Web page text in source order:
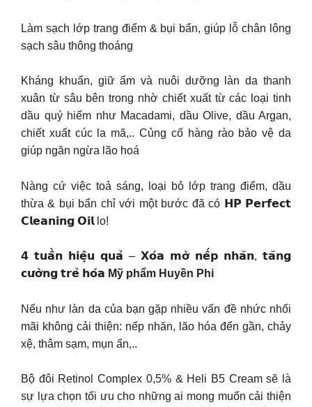
Làm sạch lớp trang điểm & bụi bẩn, giúp lỗ chân lông
sạch sâu thông thoáng
Kháng khuẩn, giữ ẩm và nuôi dưỡng làn da thanh
xuân từ sâu bên trong nhờ chiết xuất từ các loại tinh
dầu quý hiếm như Macadami, dầu Olive, dầu Argan,
chiết xuất cúc la mã,.. Củng cố hàng rào bảo vệ da
giúp ngăn ngừa lão hoá
Nàng cứ việc toả sáng, loại bỏ lớp trang điểm, dầu
thừa & bụi bẩn chỉ với một bước đã có 𝗛𝗣 𝗣𝗲𝗿𝗳𝗲𝗰𝘁
𝗖𝗹𝗲𝗮𝗻𝗶𝗻𝗴 𝗢𝗶𝗹 lo!
𝟰 𝘁𝘂𝗮̂̀𝗻 𝗵𝗶𝗲̣̂𝘂 𝗾𝘂𝗮̉ – 𝗫𝗼́𝗮 𝗺𝗼̛̀ 𝗻𝗲̂́𝗽 𝗻𝗵𝗮̆𝗻, 𝘁𝗮̆𝗻𝗴
𝗰𝘂̛𝗼̛̀𝗻𝗴 𝘁𝗿𝗲̉ 𝗵𝗼́𝗮 Mỹ phẩm Huyền Phi
Nếu như làn da của bạn gặp nhiều vấn đề nhức nhối
mãi không cải thiện: nếp nhăn, lão hóa đến gần, chảy
xệ, thâm sạm, mụn ẩn,..
Bộ đôi Retinol Complex 0,5% & Heli B5 Cream sẽ là
sự lựa chọn tối ưu cho những ai mong muốn cải thiện